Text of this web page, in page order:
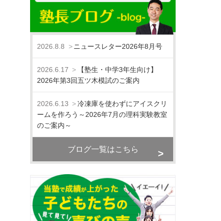
2026.8.8 ニュースレター2026年8月号
2026.6.17
【塾生・中学3年生向け】
2026年第3回五ツ木模試のご案内
2026.6.13
冷凍庫を使わずにアイスクリ
ームを作ろう～2026年7月の理科実験教室
のご案内～
ブログ一覧はこちら